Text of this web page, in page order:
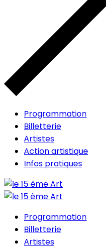
Programmation
Billetterie
Artistes
Action artistique
Infos pratiques
Programmation
Billetterie
Artistes